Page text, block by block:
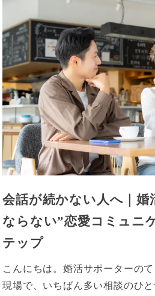
会話が続かない人へ｜婚
ならない”恋愛コミュニ
テップ
こんにちは。婚活サポーターの
現場で、いちばん多い相談のひと